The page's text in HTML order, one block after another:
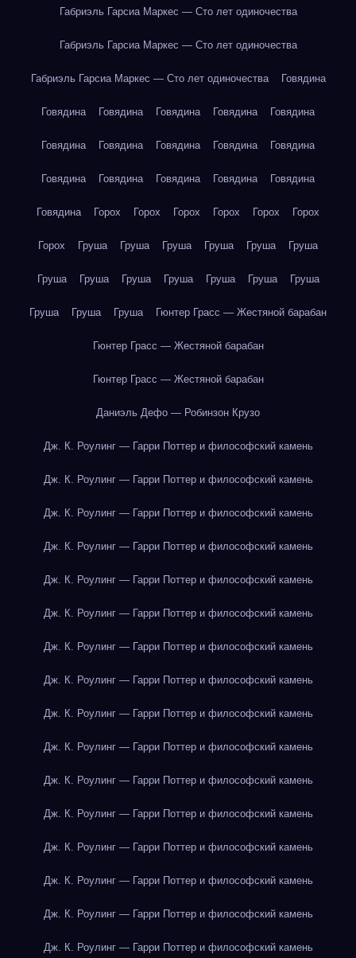
Габриэль Гарсиа Маркес — Сто лет одиночества
Габриэль Гарсиа Маркес — Сто лет одиночества
Габриэль Гарсиа Маркес — Сто лет одиночества Говядина
Говядина Говядина Говядина Говядина Говядина
Говядина Говядина Говядина Говядина Говядина
Говядина Говядина Говядина Говядина Говядина
Говядина Горох Горох Горох Горох Горох Горох
Горох Груша Груша Груша Груша Груша Груша
Груша Груша Груша Груша Груша Груша Груша
Груша Груша Груша Гюнтер Грасс — Жестяной барабан
Гюнтер Грасс — Жестяной барабан
Гюнтер Грасс — Жестяной барабан
Даниэль Дефо — Робинзон Крузо
Дж. К. Роулинг — Гарри Поттер и философский камень
Дж. К. Роулинг — Гарри Поттер и философский камень
Дж. К. Роулинг — Гарри Поттер и философский камень
Дж. К. Роулинг — Гарри Поттер и философский камень
Дж. К. Роулинг — Гарри Поттер и философский камень
Дж. К. Роулинг — Гарри Поттер и философский камень
Дж. К. Роулинг — Гарри Поттер и философский камень
Дж. К. Роулинг — Гарри Поттер и философский камень
Дж. К. Роулинг — Гарри Поттер и философский камень
Дж. К. Роулинг — Гарри Поттер и философский камень
Дж. К. Роулинг — Гарри Поттер и философский камень
Дж. К. Роулинг — Гарри Поттер и философский камень
Дж. К. Роулинг — Гарри Поттер и философский камень
Дж. К. Роулинг — Гарри Поттер и философский камень
Дж. К. Роулинг — Гарри Поттер и философский камень
Дж. К. Роулинг — Гарри Поттер и философский камень